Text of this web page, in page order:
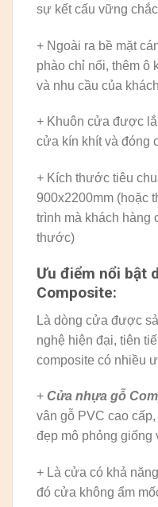
sự kết cấu vững
+ Ngoài ra bề mặt
phào chỉ nổi, thêm ô
và nhu cầu của
+ Khuôn cửa được
cửa kín khít và đóng
+ Kích thước tiêu
900x2200mm (hoặc
trình mà khách hàng
thước)
Ưu điểm nổi bật
Composite:
Là dòng cửa được
nghệ hiện đại, tiên
composite có nhiều
+ Cửa nhựa gỗ
vân gỗ PVC cao
đẹp mô phỏng giống
+ Là cửa có khả
đó cửa không ẩm